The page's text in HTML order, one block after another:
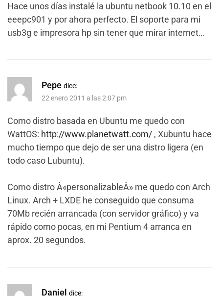
Hace unos días instalé la ubuntu netbook 10.10 en el
eeepc901 y por ahora perfecto. El soporte para mi
usb3g e impresora hp sin tener que mirar internet…
Pepe dice:
22 enero 2011 a las 2:07 pm
Como distro basada en Ubuntu me quedo con
WattOS: http://www.planetwatt.com/ , Xubuntu hace
mucho tiempo que dejo de ser una distro ligera (en
todo caso Lubuntu).
Como distro Â«personalizableÂ» me quedo con Arch
Linux. Arch + LXDE he conseguido que consuma
70Mb recién arrancada (con servidor gráfico) y va
rápido como pocas, en mi Pentium 4 arranca en
aprox. 20 segundos.
Daniel dice: